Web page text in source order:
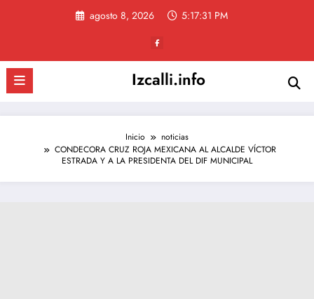
agosto 8, 2026 5:17:32 PM
Izcalli.info
Inicio
noticias
CONDECORA CRUZ ROJA MEXICANA AL ALCALDE VÍCTOR
ESTRADA Y A LA PRESIDENTA DEL DIF MUNICIPAL